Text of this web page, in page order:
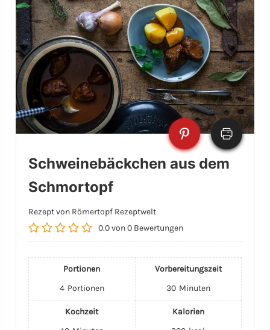
Schweinebäckchen aus dem
Schmortopf
Rezept von Römertopf Rezeptwelt
0.0von0 Bewertungen
Portionen
4 Portionen
Vorbereitungszeit
30 Minuten
Kochzeit
Kalorien